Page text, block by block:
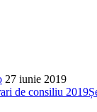
27 iunie 2019
de consiliu 2019